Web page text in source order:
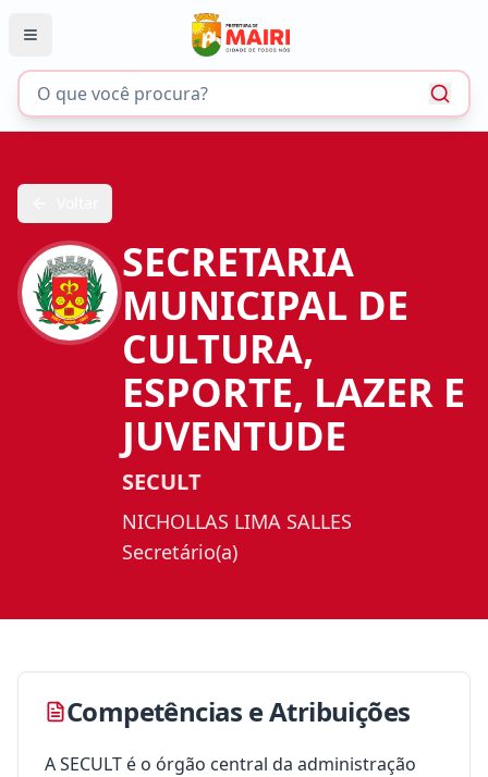
SECRETARIA
MUNICIPAL DE
CULTURA,
ESPORTE, LAZER E
JUVENTUDE
SECULT
NICHOLLAS LIMA SALLES
Secretário(a)
Competências e Atribuições
A SECULT é o órgão central da administração